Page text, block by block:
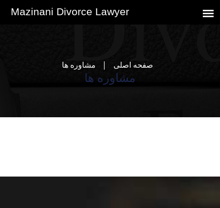
صفحه اصلی مشاوره ها
مشاوره ها